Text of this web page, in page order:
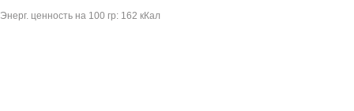
Энерг. ценность на 100 гр: 162 кКал